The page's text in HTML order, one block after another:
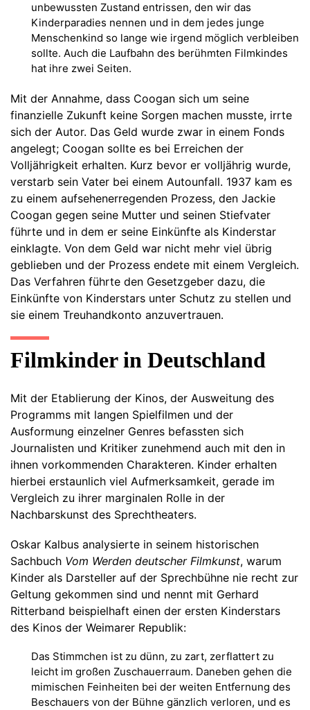
unbewussten Zustand entrissen, den wir das
Kinderparadies nennen und in dem jedes junge
Menschenkind so lange wie irgend möglich verbleiben
sollte. Auch die Laufbahn des berühmten Filmkindes
hat ihre zwei Seiten.
Mit der Annahme, dass Coogan sich um seine
finanzielle Zukunft keine Sorgen machen musste, irrte
sich der Autor. Das Geld wurde zwar in einem Fonds
angelegt; Coogan sollte es bei Erreichen der
Volljährigkeit erhalten. Kurz bevor er volljährig wurde,
verstarb sein Vater bei einem Autounfall. 1937 kam es
zu einem aufsehenerregenden Prozess, den Jackie
Coogan gegen seine Mutter und seinen Stiefvater
führte und in dem er seine Einkünfte als Kinderstar
einklagte. Von dem Geld war nicht mehr viel übrig
geblieben und der Prozess endete mit einem Vergleich.
Das Verfahren führte den Gesetzgeber dazu, die
Einkünfte von Kinderstars unter Schutz zu stellen und
sie einem Treuhandkonto anzuvertrauen.
Filmkinder in Deutschland
Mit der Etablierung der Kinos, der Ausweitung des
Programms mit langen Spielfilmen und der
Ausformung einzelner Genres befassten sich
Journalisten und Kritiker zunehmend auch mit den in
ihnen vorkommenden Charakteren. Kinder erhalten
hierbei erstaunlich viel Aufmerksamkeit, gerade im
Vergleich zu ihrer marginalen Rolle in der
Nachbarskunst des Sprechtheaters.
Oskar Kalbus analysierte in seinem historischen
Sachbuch Vom Werden deutscher Filmkunst, warum
Kinder als Darsteller auf der Sprechbühne nie recht zur
Geltung gekommen sind und nennt mit Gerhard
Ritterband beispielhaft einen der ersten Kinderstars
des Kinos der Weimarer Republik:
Das Stimmchen ist zu dünn, zu zart, zerflattert zu
leicht im großen Zuschauerraum. Daneben gehen die
mimischen Feinheiten bei der weiten Entfernung des
Beschauers von der Bühne gänzlich verloren, und es